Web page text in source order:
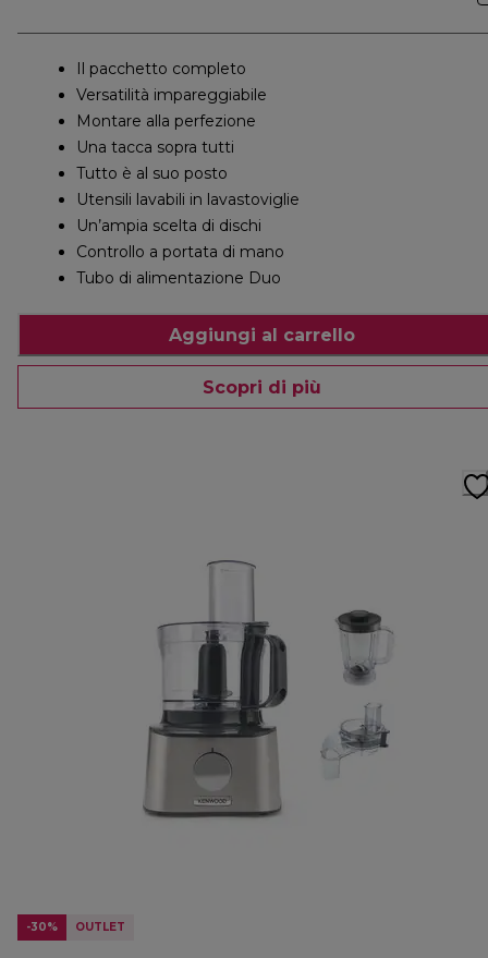
Il pacchetto completo
Versatilità impareggiabile
Montare alla perfezione
Una tacca sopra tutti
Tutto è al suo posto
Utensili lavabili in lavastoviglie
Un’ampia scelta di dischi
Controllo a portata di mano
Tubo di alimentazione Duo
Aggiungi al carrello
Scopri di più
-30% OUTLET